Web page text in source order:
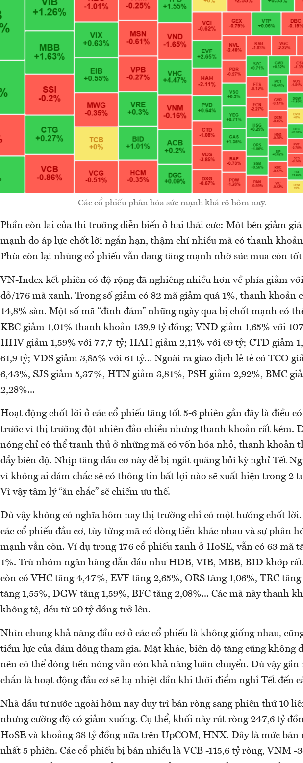
Các cổ phiếu phân hóa sức mạnh khá rõ hôm nay.
Phần còn lại của thị trường diễn biến ở hai thái cực: Một bên giảm
mạnh do áp lực chốt lời ngắn hạn, thậm chí nhiều mã có thanh khoản
Phía còn lại những cổ phiếu vẫn đang tăng mạnh nhờ sức mua còn
VN-Index kết phiên có độ rộng đã nghiêng nhiều hơn về phía giảm
đỏ/176 mã xanh. Trong số giảm có 82 mã giảm quá 1%, thanh khoản
14,8% sàn. Một số mã “đình đám” những ngày qua bị chốt mạnh có
KBC giảm 1,01% thanh khoản 139,9 tỷ đồng; VND giảm 1,65% với
HHV giảm 1,59% với 77,7 tỷ; HAH giảm 2,11% với 69 tỷ; CTD giảm
61,9 tỷ; VDS giảm 3,85% với 61 tỷ… Ngoài ra giao dịch lẻ tẻ có TCO
6,43%, SJS giảm 5,37%, HTN giảm 3,81%, PSH giảm 2,92%, BMC
2,28%...
Hoạt động chốt lời ở các cổ phiếu tăng tốt 5-6 phiên gần đây là điều
trước vì thị trường đột nhiên đảo chiều nhưng thanh khoản rất kém.
nóng chỉ có thể tranh thủ ở những mã có vốn hóa nhỏ, thanh khoản
đẩy biên độ. Nhịp tăng đầu cơ này dễ bị ngắt quãng bởi kỳ nghỉ Tết
vì không ai dám chắc sẽ có thông tin bất lợi nào sẽ xuất hiện trong 2
Vì vậy tâm lý “ăn chắc” sẽ chiếm ưu thế.
Dù vậy không có nghĩa hôm nay thị trường chỉ có một hướng chốt
các cổ phiếu đầu cơ, tùy từng mã có dòng tiền khác nhau và sự phân
mạnh vẫn còn. Ví dụ trong 176 cổ phiếu xanh ở HoSE, vẫn có 63 mã
1%. Trừ nhóm ngân hàng dẫn đầu như HDB, VIB, MBB, BID khớp
còn có VHC tăng 4,47%, EVF tăng 2,65%, ORS tăng 1,06%, TRC
tăng 1,55%, DGW tăng 1,59%, BFC tăng 2,08%... Các mã này thanh
không tệ, đều từ 20 tỷ đồng trở lên.
Nhìn chung khả năng đầu cơ ở các cổ phiếu là không giống nhau,
tiềm lực của đám đông tham gia. Mặt khác, biên độ tăng cũng không
nên có thể dòng tiền nóng vẫn còn khả năng luân chuyển. Dù vậy gần
chắn là hoạt động đầu cơ sẽ hạ nhiệt dần khi thời điểm nghỉ Tết đến
Nhà đầu tư nước ngoài hôm nay duy trì bán ròng sang phiên thứ 10
nhưng cường độ có giảm xuống. Cụ thể, khối này rút ròng 247,6 tỷ
HoSE và khoảng 38 tỷ đồng nữa trên UpCOM, HNX. Đây là mức bán
nhất 5 phiên. Các cổ phiếu bị bán nhiều là VCB -115,6 tỷ ròng, VNM -